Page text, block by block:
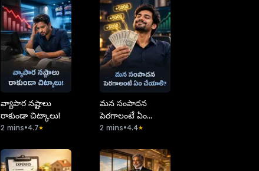
వ్యాపార నష్టాలు
రాకుండా చిట్కాలు!
2 mins•4.7★
​మన సంపాదన
పెరగాలంటే ఏం
చేయాలి?
2 mins•4.4★